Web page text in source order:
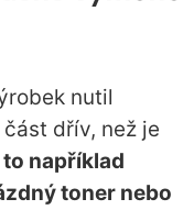
nutil
dřív, než je
to například
toner nebo